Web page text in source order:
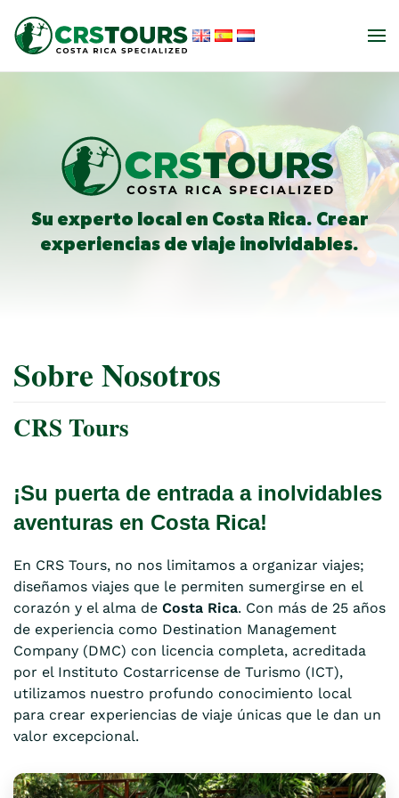
Ir al contenido principal
Su experto local en Costa Rica. Crear
experiencias de viaje inolvidables.
Sobre Nosotros
CRS Tours
¡Su puerta de entrada a inolvidables
aventuras en Costa Rica!
En CRS Tours, no nos limitamos a organizar viajes;
diseñamos viajes que le permiten sumergirse en el
corazón y el alma de Costa Rica. Con más de 25 años
de experiencia como Destination Management
Company (DMC) con licencia completa, acreditada
por el Instituto Costarricense de Turismo (ICT),
utilizamos nuestro profundo conocimiento local
para crear experiencias de viaje únicas que le dan un
valor excepcional.